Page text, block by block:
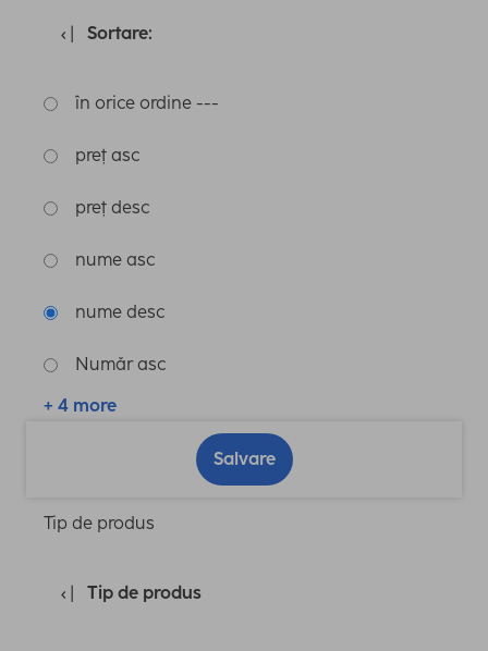
Sortare:
în orice ordine ---
preț asc
preț desc
nume asc
nume desc
Număr asc
+ 4 more
Salvare
Tip de produs
Tip de produs